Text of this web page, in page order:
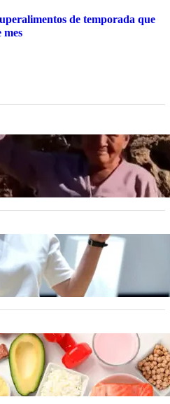
de temporada que
mes
haber peleado con un
a cuerpo
por una salteña que busca
financiero en Latinoamérica
Cinco superalimentos de
deberías sumar a tu dieta este mes